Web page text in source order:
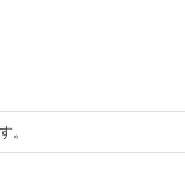
。